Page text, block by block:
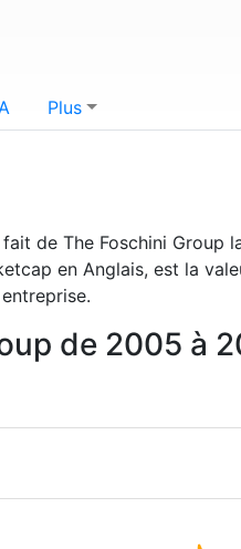
Plus
fait de The Foschini Group
en Anglais, est la
de 2005 à